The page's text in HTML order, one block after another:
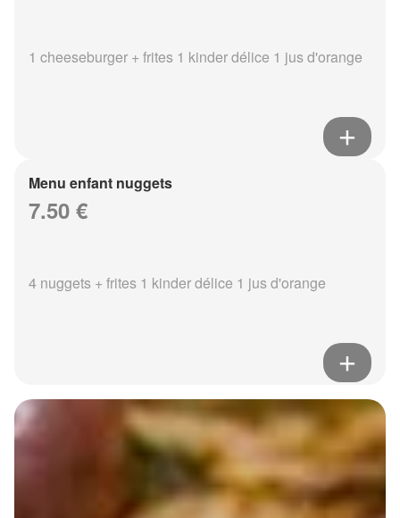
1 cheeseburger + frites 1 kinder délice 1 jus d'orange
Menu enfant nuggets
7.50 €
4 nuggets + frites 1 kinder délice 1 jus d'orange